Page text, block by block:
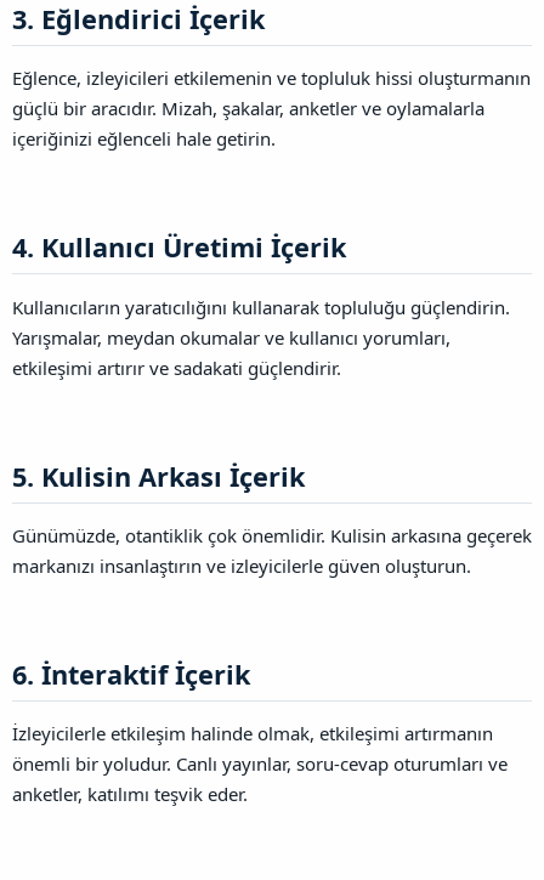
3. Eğlendirici İçerik​
Eğlence, izleyicileri etkilemenin ve topluluk hissi oluşturmanın
güçlü bir aracıdır. Mizah, şakalar, anketler ve oylamalarla
içeriğinizi eğlenceli hale getirin.
4. Kullanıcı Üretimi İçerik​
Kullanıcıların yaratıcılığını kullanarak topluluğu güçlendirin.
Yarışmalar, meydan okumalar ve kullanıcı yorumları,
etkileşimi artırır ve sadakati güçlendirir.
5. Kulisin Arkası İçerik​
Günümüzde, otantiklik çok önemlidir. Kulisin arkasına geçerek
markanızı insanlaştırın ve izleyicilerle güven oluşturun.
6. İnteraktif İçerik​
İzleyicilerle etkileşim halinde olmak, etkileşimi artırmanın
önemli bir yoludur. Canlı yayınlar, soru-cevap oturumları ve
anketler, katılımı teşvik eder.